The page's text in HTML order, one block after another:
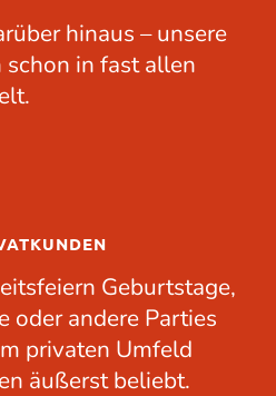
hinaus – unsere
in fast allen
Geburtstage,
oder andere Parties
privaten Umfeld
äußerst beliebt.